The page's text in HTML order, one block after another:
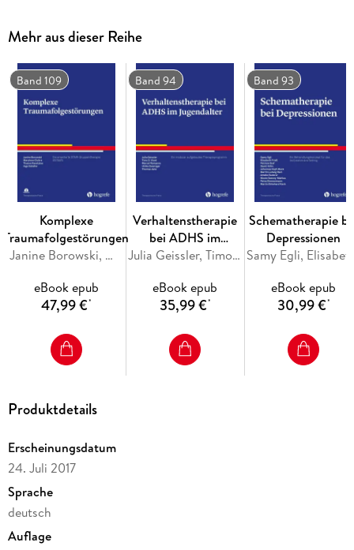
Einleitend gibt der Band theoretische
Hintergrundinformationen zur Emotionsregulation und
erläutert das Konzept des Trainings. Anschließend wird die
Durchführung der einzelnen Sitzungen beschrieben. Zum
einen enthält das Training Übungen zur Wissensvermittlung
stärken. Zum anderen umfasst es Übungen zu den
Teilprozessen der Emotionsregulation. Auf spielerische Weise
Situationsmodifikation, Aufmerksamkeitslenkung, kognitiven
Veränderung und Reaktionsmodulation vermittelt.
Trainingsbegleitend sind weiterhin zwei Elternsitzungen
vorgesehen. Abschließend werden Ergebnisse zur Evaluation
berichtet. Das Manual beinhaltet Arbeitsblätter mit
zahlreichen Illustrationen, die direkt von der beiliegenden
CD-ROM ausgedruckt werden können.
Mehr aus dieser Reihe
Band 109
Komplexe
Traumafolgestörungen
Janine Borowski, Marylene Cloitre, Thanos Karatzias, Ingo Schäfer
eBook epub
47,99 €*
Band 94
Verhaltenstherapie
bei ADHS im
Jugendalter
Julia Geissler, Timo D. Vloet, Ulrike Zwanzger, Marcel Romanos, Thomas Jans
eBook epub
35,99 €*
Band 93
Schematherapie
Depressionen
eBook epub
30,99 €*
Produktdetails
Erscheinungsdatum
24. Juli 2017
Sprache
deutsch
Auflage